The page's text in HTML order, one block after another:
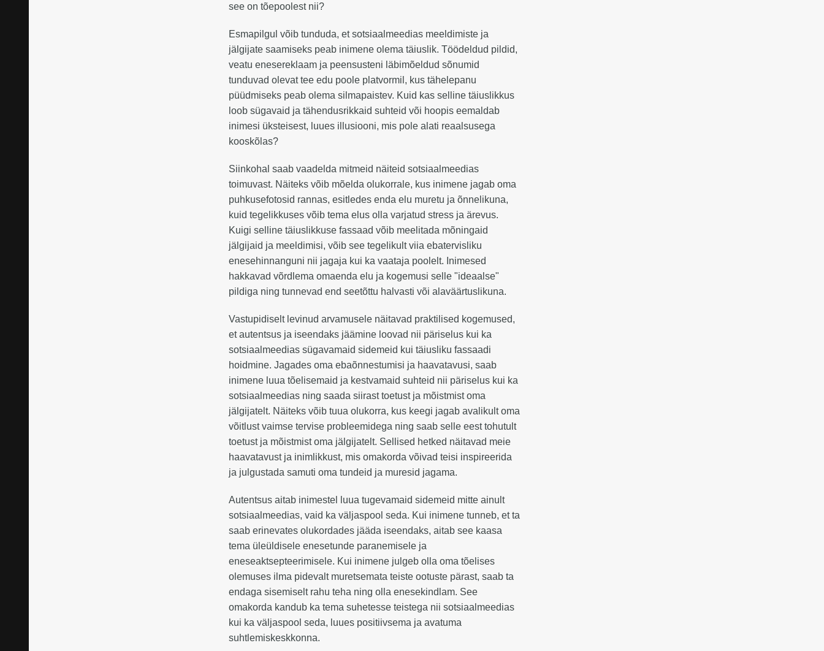
see on tõepoolest nii?
Esmapilgul võib tunduda, et sotsiaalmeedias meeldimiste ja
jälgijate saamiseks peab inimene olema täiuslik. Töödeldud pildid,
veatu enesereklaam ja peensusteni läbimõeldud sõnumid
tunduvad olevat tee edu poole platvormil, kus tähelepanu
püüdmiseks peab olema silmapaistev. Kuid kas selline täiuslikkus
loob sügavaid ja tähendusrikkaid suhteid või hoopis eemaldab
inimesi üksteisest, luues illusiooni, mis pole alati reaalsusega
kooskõlas?
Siinkohal saab vaadelda mitmeid näiteid sotsiaalmeedias
toimuvast. Näiteks võib mõelda olukorrale, kus inimene jagab oma
puhkusefotosid rannas, esitledes enda elu muretu ja õnnelikuna,
kuid tegelikkuses võib tema elus olla varjatud stress ja ärevus.
Kuigi selline täiuslikkuse fassaad võib meelitada mõningaid
jälgijaid ja meeldimisi, võib see tegelikult viia ebatervisliku
enesehinnanguni nii jagaja kui ka vaataja poolelt. Inimesed
hakkavad võrdlema omaenda elu ja kogemusi selle "ideaalse"
pildiga ning tunnevad end seetõttu halvasti või alaväärtuslikuna.
Vastupidiselt levinud arvamusele näitavad praktilised kogemused,
et autentsus ja iseendaks jäämine loovad nii päriselus kui ka
sotsiaalmeedias sügavamaid sidemeid kui täiusliku fassaadi
hoidmine. Jagades oma ebaõnnestumisi ja haavatavusi, saab
inimene luua tõelisemaid ja kestvamaid suhteid nii päriselus kui ka
sotsiaalmeedias ning saada siirast toetust ja mõistmist oma
jälgijatelt. Näiteks võib tuua olukorra, kus keegi jagab avalikult oma
võitlust vaimse tervise probleemidega ning saab selle eest tohutult
toetust ja mõistmist oma jälgijatelt. Sellised hetked näitavad meie
haavatavust ja inimlikkust, mis omakorda võivad teisi inspireerida
ja julgustada samuti oma tundeid ja muresid jagama.
Autentsus aitab inimestel luua tugevamaid sidemeid mitte ainult
sotsiaalmeedias, vaid ka väljaspool seda. Kui inimene tunneb, et ta
saab erinevates olukordades jääda iseendaks, aitab see kaasa
tema üleüldisele enesetunde paranemisele ja
eneseaktsepteerimisele. Kui inimene julgeb olla oma tõelises
olemuses ilma pidevalt muretsemata teiste ootuste pärast, saab ta
endaga sisemiselt rahu teha ning olla enesekindlam. See
omakorda kandub ka tema suhetesse teistega nii sotsiaalmeedias
kui ka väljaspool seda, luues positiivsema ja avatuma
suhtlemiskeskkonna.